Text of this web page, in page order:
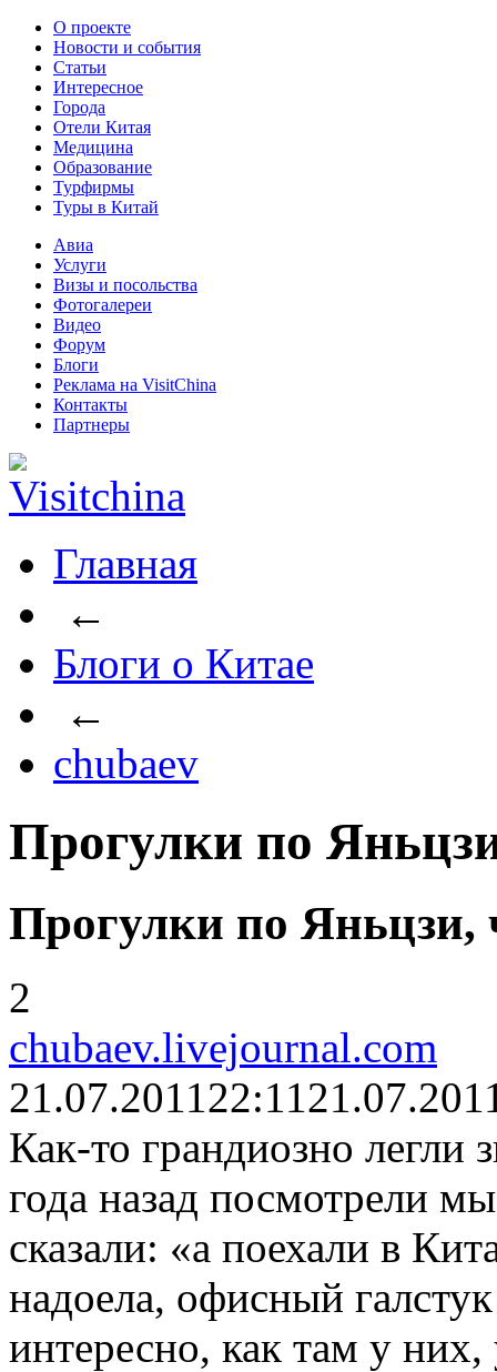
О проекте
Новости и события
Статьи
Интересное
Города
Отели Китая
Медицина
Образование
Турфирмы
Туры в Китай
Авиа
Услуги
Визы и посольства
Фотогалереи
Видео
Форум
Блоги
Реклама на VisitChina
Контакты
Партнеры
Главная
←
Блоги о Китае
←
chubaev
Прогулки по
Прогулки по Яньцзи,
2
chubaev.livejournal.com
21.07.201122:11
Как-то грандиозно легли
года назад посмотрели
сказали: «а поехали в
надоела, офисный
интересно, как там у них,